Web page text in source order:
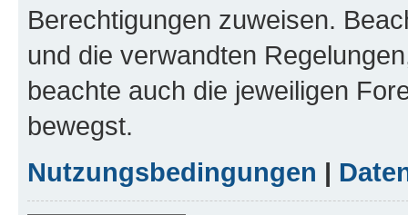
Berechtigungen zuweisen.
und die verwandten
beachte auch die jeweiligen
bewegst.
Nutzungsbedingungen |